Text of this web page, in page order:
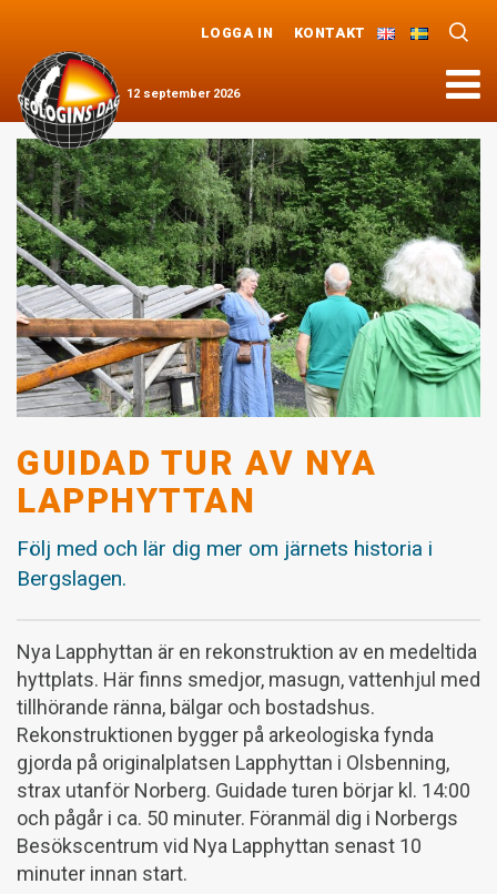
Meny
12 september 2026
LOGGA IN KONTAKT
GUIDAD TUR AV NYA
LAPPHYTTAN
Följ med och lär dig mer om järnets historia i
Bergslagen.
Nya Lapphyttan är en rekonstruktion av en medeltida
hyttplats. Här finns smedjor, masugn, vattenhjul med
tillhörande ränna, bälgar och bostadshus.
Rekonstruktionen bygger på arkeologiska fynda
gjorda på originalplatsen Lapphyttan i Olsbenning,
strax utanför Norberg. Guidade turen börjar kl. 14:00
och pågår i ca. 50 minuter. Föranmäl dig i Norbergs
Besökscentrum vid Nya Lapphyttan senast 10
minuter innan start.